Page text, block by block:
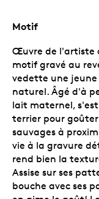
Motif
Œuvre de l'artiste
motif gravé au
vedette une
naturel. Âgé d'à
lait maternel,
terrier pour
sauvages à
vie à la gravure
rend bien la
Assise sur ses
bouche avec ses